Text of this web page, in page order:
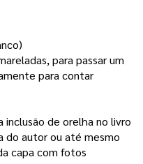
para passar um
para contar
de orelha no livro
do autor ou até mesmo
capa com fotos